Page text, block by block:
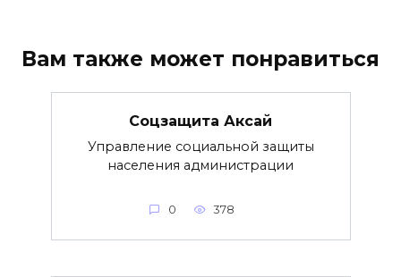
Вам также может понравиться
Соцзащита Аксай
Управление социальной защиты
населения администрации
0 378